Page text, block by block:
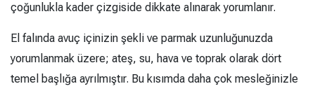
çoğunlukla kader çizgiside dikkate alınarak yorumlanır.
El falında avuç içinizin şekli ve parmak uzunluğunuzda
yorumlanmak üzere; ateş, su, hava ve toprak olarak dört
temel başlığa ayrılmıştır. Bu kısımda daha çok mesleğinizle